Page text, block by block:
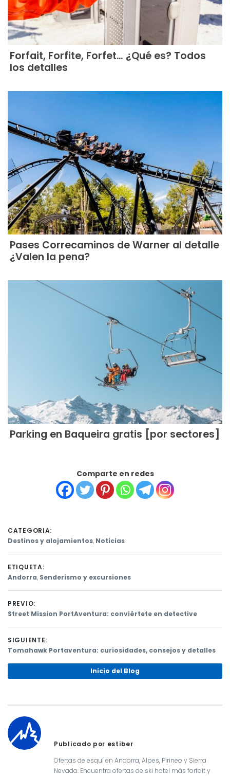
Forfait, Forfite, Forfet… ¿Qué es? Todos
los detalles
Pases Correcaminos de Warner al detalle
¿Valen la pena?
Parking en Baqueira gratis [por sectores]
Comparte en redes
CATEGORIA:
Destinos y alojamientos, Noticias
ETIQUETA:
Andorra, Senderismo y excursiones
Navegación
de
entradas
PREVIO:
Previous
Street Mission PortAventura: conviértete en detective
SIGUIENTE:
Next
Tomahawk Portaventura: curiosidades, consejos y detalles
Inicio del Blog
Publicado por estiber
Ofertas de esquí en Andorra, Alpes, Pirineo y Sierra
Nevada. Encuentra ofertas de ski hotel más forfait y